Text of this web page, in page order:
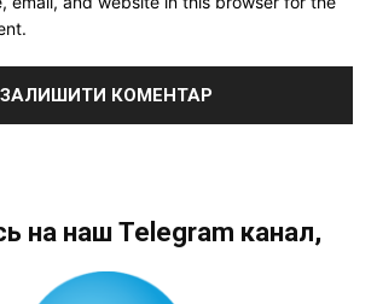
на наш Telegram канал,